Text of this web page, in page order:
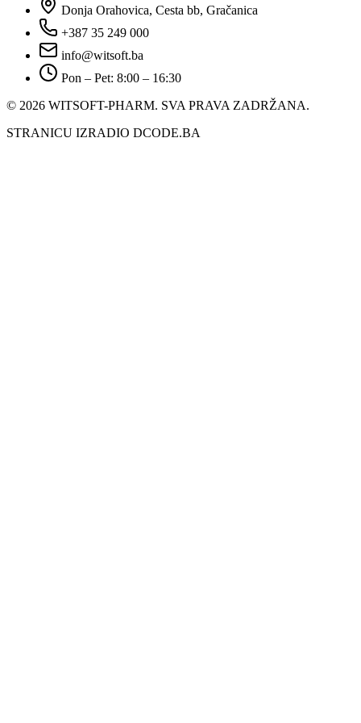
Donja Orahovica, Cesta bb, Gračanica
+387 35 249 000
info@witsoft.ba
Pon – Pet: 8:00 – 16:30
© 2026 WITSOFT-PHARM. SVA PRAVA ZADRŽANA.
STRANICU IZRADIO DCODE.BA